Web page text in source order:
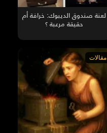
لعنة صندوق الديبوك: خرافة أم
حقيقة مرعبة ؟
مقالات